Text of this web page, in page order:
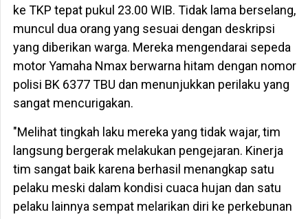
ke TKP tepat pukul 23.00 WIB. Tidak lama berselang,
muncul dua orang yang sesuai dengan deskripsi
yang diberikan warga. Mereka mengendarai sepeda
motor Yamaha Nmax berwarna hitam dengan nomor
polisi BK 6377 TBU dan menunjukkan perilaku yang
sangat mencurigakan.
"Melihat tingkah laku mereka yang tidak wajar, tim
langsung bergerak melakukan pengejaran. Kinerja
tim sangat baik karena berhasil menangkap satu
pelaku meski dalam kondisi cuaca hujan dan satu
pelaku lainnya sempat melarikan diri ke perkebunan